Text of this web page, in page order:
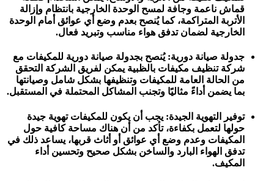
قماش ناعمة وجافة لمسح الوحدة الخارجية بانتظام وإزالة
الأتربة المتراكمة، كما يُنصح بعدم وضع أي عوائق أمام الوحدة
الخارجية لضمان تدفق هواء مناسب وتبريد فعال.
جدولة صيانة دورية: يُنصح بجدولة صيانة دورية للمكيفات مع
شركة تنظيف مكيفات بالظبية يمكن لفريق الشركة التحقق
من الحالة العامة للمكيفات وتنظيفها بشكل شامل وصيانتها
بما يضمن أداءً مثاليًا وتجنب المشاكل المحتملة في المستقبل.
توفير التهوية الجيدة: يجب أن يكون للمكيفات تهوية جيدة
حولها لتعمل بكفاءة، تأكد من أن هناك مساحة كافية حول
المكيفات وعدم وضع أي عوائق أو أثاث قربها، يساعد ذلك في
تدفق الهواء البارد والساخن بشكل صحيح وتحسين أداء
المكيف.